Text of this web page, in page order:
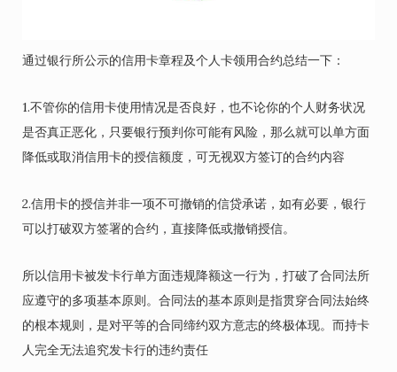
通过银行所公示的信用卡章程及个人卡领用合约总结一下：
1.不管你的信用卡使用情况是否良好，也不论你的个人财务状况
是否真正恶化，只要银行预判你可能有风险，那么就可以单方面
降低或取消信用卡的授信额度，可无视双方签订的合约内容
2.信用卡的授信并非一项不可撤销的信贷承诺，如有必要，银行
可以打破双方签署的合约，直接降低或撤销授信。
所以信用卡被发卡行单方面违规降额这一行为，打破了合同法所
应遵守的多项基本原则。合同法的基本原则是指贯穿合同法始终
的根本规则，是对平等的合同缔约双方意志的终极体现。而持卡
人完全无法追究发卡行的违约责任